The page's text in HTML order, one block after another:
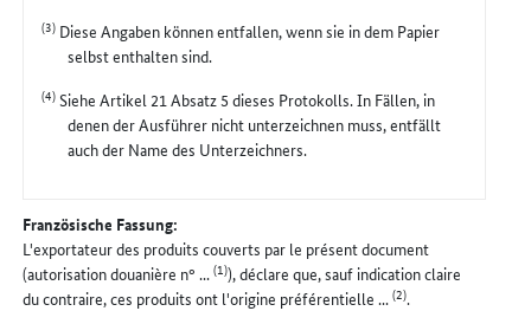
(3) Diese Angaben können entfallen, wenn sie in dem Papier
selbst enthalten sind.
(4)Siehe Artikel 21 Absatz 5 dieses Protokolls. In Fällen, in
denen der Ausführer nicht unterzeichnen muss, entfällt
auch der Name des Unterzeichners.
Französische Fassung:
L'exportateur des produits couverts par le présent document
(autorisation douanière n° ...(1)), déclare que, sauf indication claire
du contraire, ces produits ont l'origine préférentielle ...(2).